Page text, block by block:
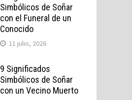
Simbólicos de Soñar
con el Funeral de un
Conocido
11 julio, 2026
9 Significados
Simbólicos de Soñar
con un Vecino Muerto